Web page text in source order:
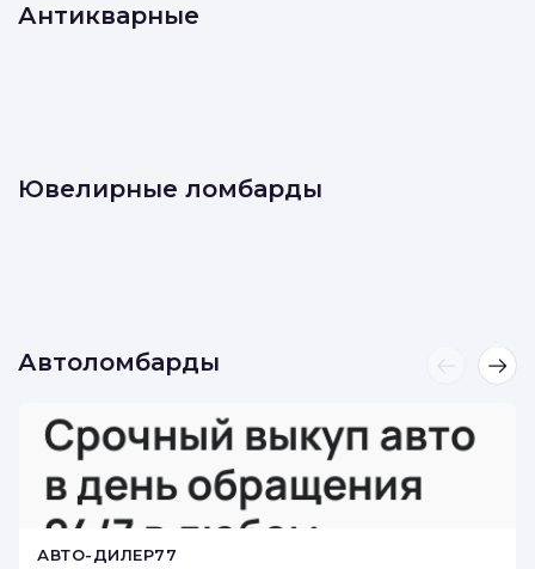
Антикварные
Ювелирные ломбарды
Автоломбарды
АВТО-ДИЛЕР77